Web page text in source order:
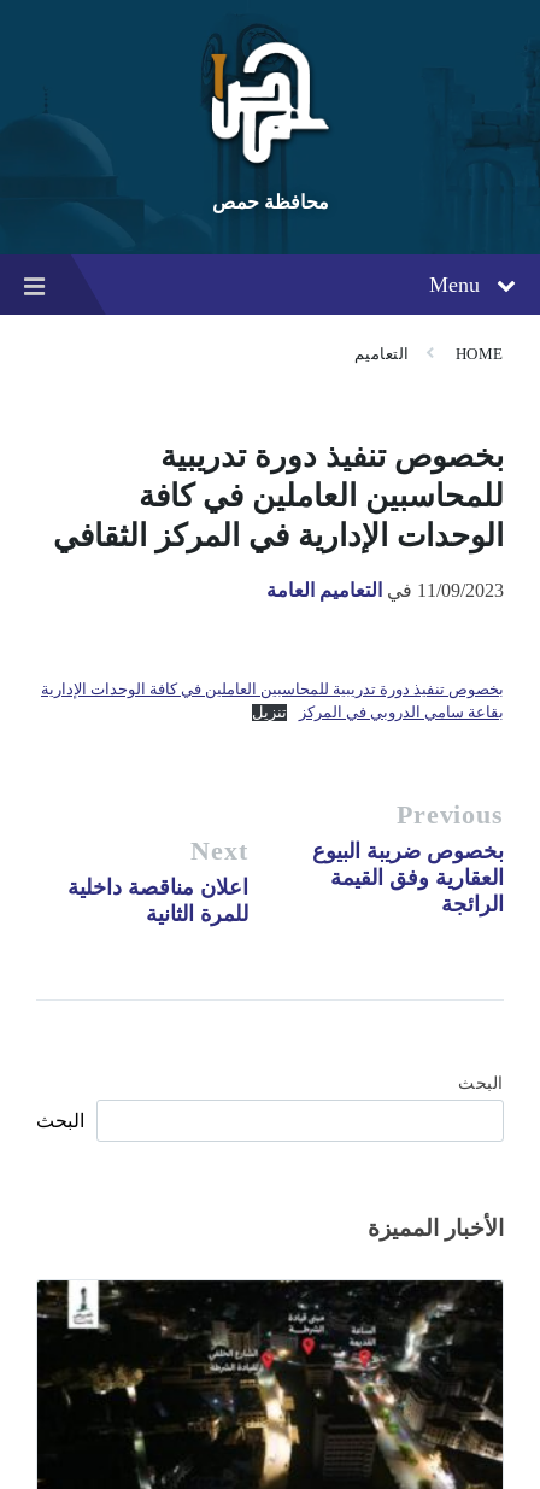
content
main
navigation
footer
محافظة حمص
Menu
HOME التعاميم
بخصوص تنفيذ دورة تدريبية
للمحاسبين العاملين في كافة
الوحدات الإدارية في المركز الثقافي
11/09/2023 في التعاميم العامة
بخصوص تنفيذ دورة تدريبية للمحاسبين العاملين في كافة الوحدات الإدارية
بقاعة سامي الدروبي في المركز
تنزيل
Previous
بخصوص ضريبة البيوع
العقارية وفق القيمة
الرائجة
Next
اعلان مناقصة داخلية
للمرة الثانية
البحث
البحث
الأخبار المميزة